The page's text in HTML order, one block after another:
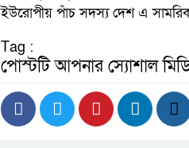
ইউরোপীয় পাঁচ সদস্য দেশ এ
Tag :
পোস্টটি আপনার স্যোশাল